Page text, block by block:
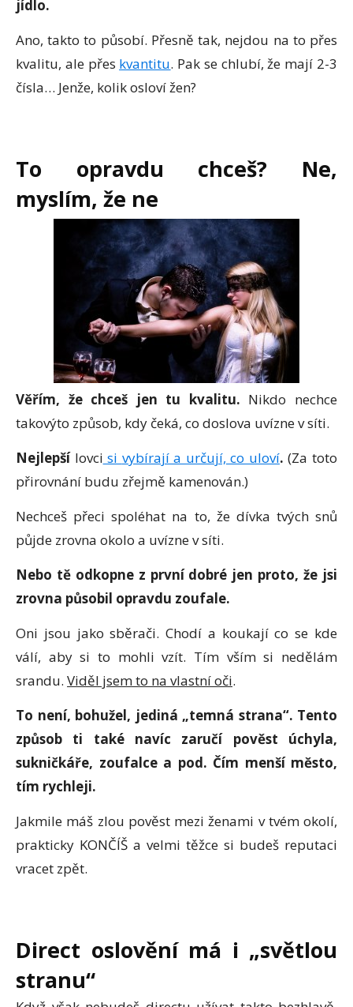
jídlo.
Ano, takto to působí. Přesně tak, nejdou na to přes
kvalitu, ale přes kvantitu. Pak se chlubí, že mají 2-3
čísla… Jenže, kolik osloví žen?
To opravdu chceš? Ne,
myslím, že ne
Věřím, že chceš jen tu kvalitu. Nikdo nechce
takovýto způsob, kdy čeká, co doslova uvízne v síti.
Nejlepší lovci si vybírají a určují, co uloví. (Za toto
přirovnání budu zřejmě kamenován.)
Nechceš přeci spoléhat na to, že dívka tvých snů
půjde zrovna okolo a uvízne v síti.
Nebo tě odkopne z první dobré jen proto, že jsi
zrovna působil opravdu zoufale.
Oni jsou jako sběrači. Chodí a koukají co se kde
válí, aby si to mohli vzít. Tím vším si nedělám
srandu. Viděl jsem to na vlastní oči.
To není, bohužel, jediná „temná strana“. Tento
způsob ti také navíc zaručí pověst úchyla,
sukničkáře, zoufalce a pod. Čím menší město,
tím rychleji.
Jakmile máš zlou pověst mezi ženami v tvém okolí,
prakticky KONČÍŠ a velmi těžce si budeš reputaci
vracet zpět.
Direct oslovění má i „světlou
stranu“